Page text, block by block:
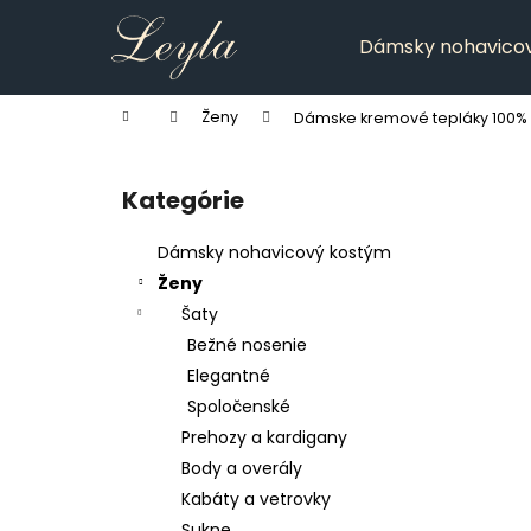
Dámsky
Domov Ženy Dámske kremové tepláky
Preskočiť
kategórie
Kategórie
Dámsky nohavicový kostým
Ženy
Šaty
Bežné nosenie
Elegantné
Spoločenské
Prehozy a kardigany
Body a overály
Kabáty a vetrovky
í
Späť
do
Späť
do